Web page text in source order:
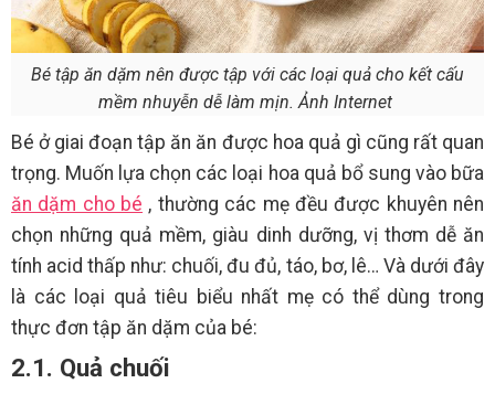
Bé tập ăn dặm nên được tập với các loại quả cho kết cấu
mềm nhuyễn dễ làm mịn. Ảnh Internet
Bé ở giai đoạn tập ăn ăn được hoa quả gì cũng rất quan
trọng. Muốn lựa chọn các loại hoa quả bổ sung vào bữa
ăn dặm cho bé , thường các mẹ đều được khuyên nên
chọn những quả mềm, giàu dinh dưỡng, vị thơm dễ ăn
tính acid thấp như: chuối, đu đủ, táo, bơ, lê… Và dưới đây
là các loại quả tiêu biểu nhất mẹ có thể dùng trong
thực đơn tập ăn dặm của bé:
2.1. Quả chuối